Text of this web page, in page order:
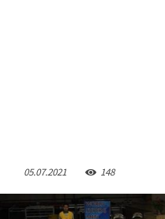
05.07.2021 148